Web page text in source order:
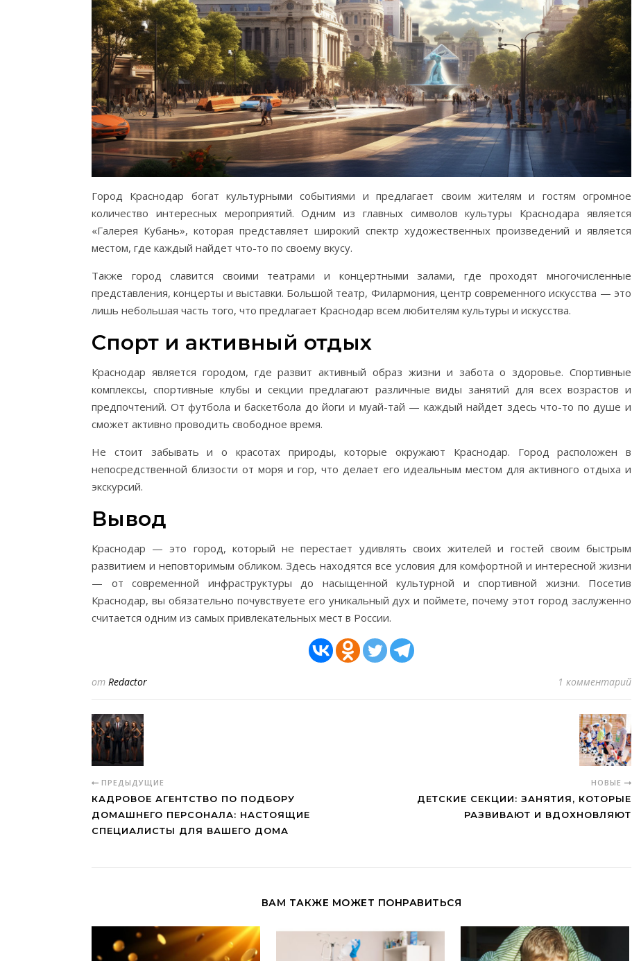
Город Краснодар богат культурными событиями и предлагает своим жителям и гостям огромное
количество интересных мероприятий. Одним из главных символов культуры Краснодара является
«Галерея Кубань», которая представляет широкий спектр художественных произведений и является
местом, где каждый найдет что-то по своему вкусу.
Также город славится своими театрами и концертными залами, где проходят многочисленные
представления, концерты и выставки. Большой театр, Филармония, центр современного искусства — это
лишь небольшая часть того, что предлагает Краснодар всем любителям культуры и искусства.
Спорт и активный отдых
Краснодар является городом, где развит активный образ жизни и забота о здоровье. Спортивные
комплексы, спортивные клубы и секции предлагают различные виды занятий для всех возрастов и
предпочтений. От футбола и баскетбола до йоги и муай-тай — каждый найдет здесь что-то по душе и
сможет активно проводить свободное время.
Не стоит забывать и о красотах природы, которые окружают Краснодар. Город расположен в
непосредственной близости от моря и гор, что делает его идеальным местом для активного отдыха и
экскурсий.
Вывод
Краснодар — это город, который не перестает удивлять своих жителей и гостей своим быстрым
развитием и неповторимым обликом. Здесь находятся все условия для комфортной и интересной жизни
— от современной инфраструктуры до насыщенной культурной и спортивной жизни. Посетив
Краснодар, вы обязательно почувствуете его уникальный дух и поймете, почему этот город заслуженно
считается одним из самых привлекательных мест в России.
от Redactor 1 комментарий
ПРЕДЫДУЩИЕ
КАДРОВОЕ АГЕНТСТВО ПО ПОДБОРУ
ДОМАШНЕГО ПЕРСОНАЛА: НАСТОЯЩИЕ
СПЕЦИАЛИСТЫ ДЛЯ ВАШЕГО ДОМА
НОВЫЕ
ДЕТСКИЕ СЕКЦИИ: ЗАНЯТИЯ, КОТОРЫЕ
РАЗВИВАЮТ И ВДОХНОВЛЯЮТ
ВАМ ТАКЖЕ МОЖЕТ ПОНРАВИТЬСЯ